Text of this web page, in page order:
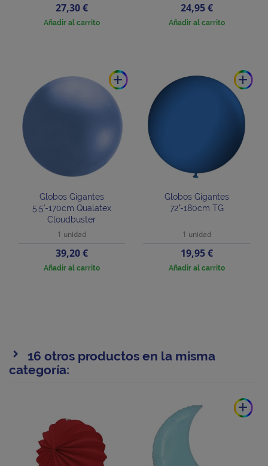
Precio
27,30 €
Añadir al carrito
Precio
24,95 €
Añadir al carrito
add
Globos Gigantes
5,5'-170cm Qualatex
Cloudbuster
1 unidad
Precio
39,20 €
Añadir al carrito
add
Globos Gigantes
72"-180cm TG
1 unidad
Precio
19,95 €
Añadir al carrito
16 otros productos en la misma
categoría:
add